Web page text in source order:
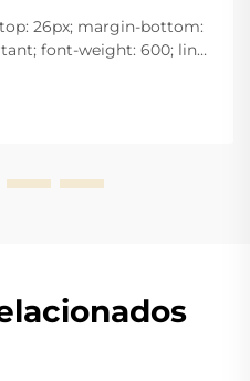
26px; margin-bottom:
font-weight: 600; line-
20px !important; font-